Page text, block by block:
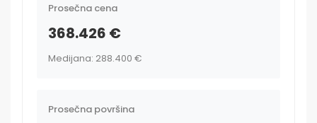
Prosečna cena
368.426 €
Medijana: 288.400 €
Prosečna površina